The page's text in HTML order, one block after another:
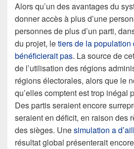
Alors qu’un des avantages du
donner accès à plus d’une
personnes de plus d’un parti,
du projet, letiers de la population
bénéficierait pas. La source de
de l’utilisation des régions
régions électorales, alors que le
qu’elles comptent est trop inégal
Des partis seraient encore
seraient en déficit, en raison des
des sièges. Unesimulation a
résultat global présenterait